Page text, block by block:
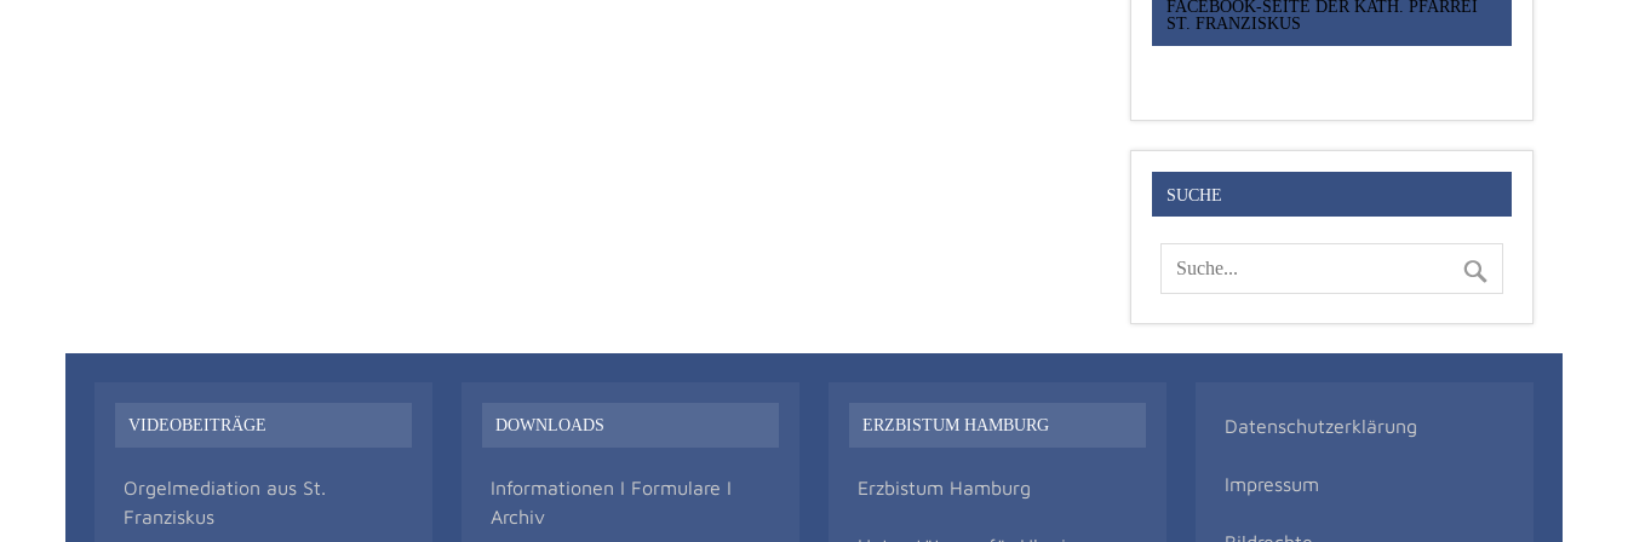
FACEBOOK-SEITE DER KATH. PFARREI
ST. FRANZISKUS
SUCHE
VIDEOBEITRÄGE
Orgelmediation aus St.
Franziskus
DOWNLOADS
Informationen I Formulare I
Archiv
ERZBISTUM HAMBURG
Erzbistum Hamburg
Datenschutzerklärung
Impressum